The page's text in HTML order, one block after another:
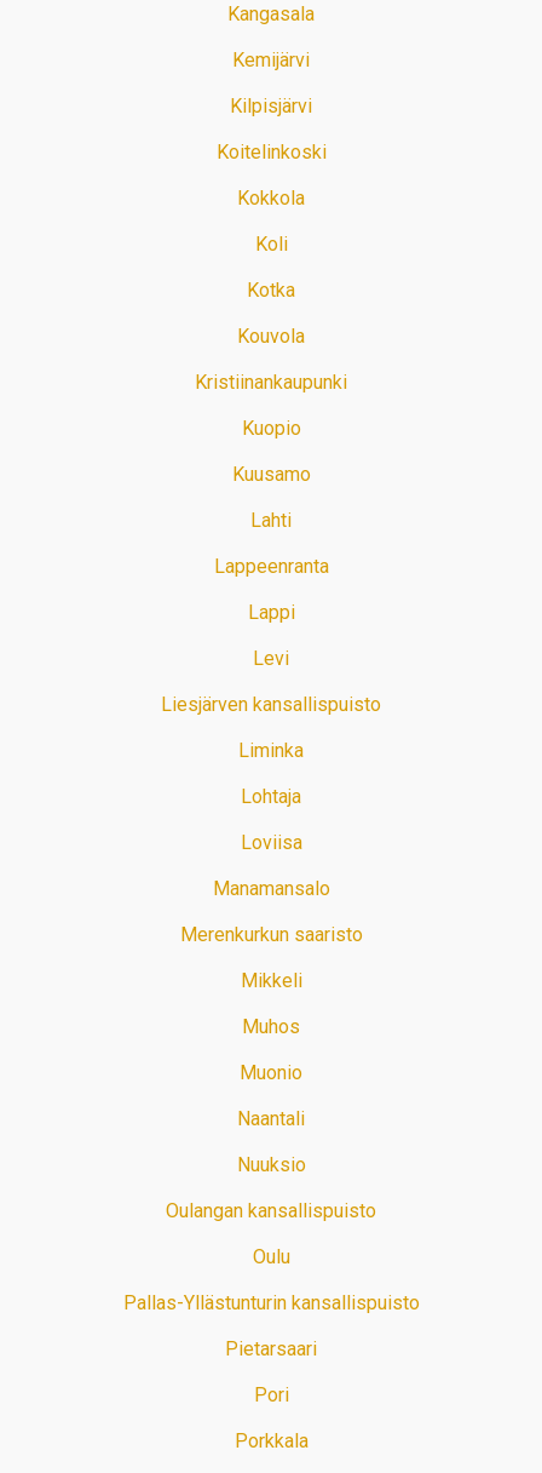
Kangasala
Kemijärvi
Kilpisjärvi
Koitelinkoski
Kokkola
Koli
Kotka
Kouvola
Kristiinankaupunki
Kuopio
Kuusamo
Lahti
Lappeenranta
Lappi
Levi
Liesjärven kansallispuisto
Liminka
Lohtaja
Loviisa
Manamansalo
Merenkurkun saaristo
Mikkeli
Muhos
Muonio
Naantali
Nuuksio
Oulangan kansallispuisto
Oulu
Pallas-Yllästunturin kansallispuisto
Pietarsaari
Pori
Porkkala